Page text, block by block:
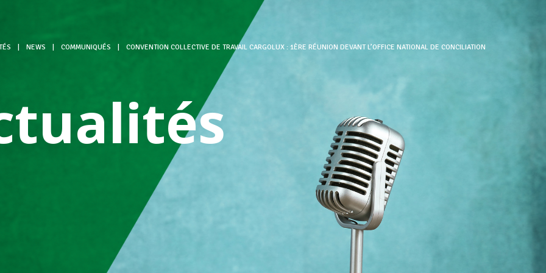
NEWS COMMUNIQUÉS CONVENTION COLLECTIVE DE TRAVAIL CARGOLUX : 1ÈRE RÉUNION DEVANT L’OFFICE NATIONAL DE CONCILIATION